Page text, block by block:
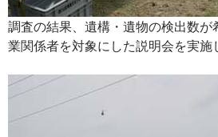
調査の結果、遺構・遺物の検出数が
業関係者を対象にした説明会を実施